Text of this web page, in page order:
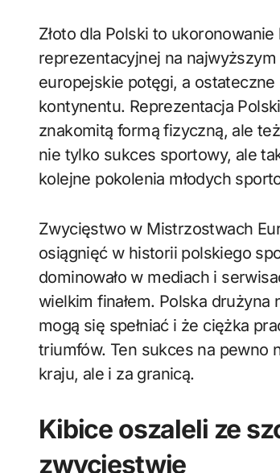
Złoto dla Polski to
reprezentacyjnej na
europejskie potęgi, a
kontynentu. Reprezentacja
znakomitą formą fizyczną, ale
nie tylko sukces sportowy, ale
kolejne pokolenia młodych
Zwycięstwo w Mistrzostwach
osiągnięć w historii polskiego
dominowało w mediach i
wielkim finałem. Polska
mogą się spełniać i że ciężka
triumfów. Ten sukces na pewno
kraju, ale i za granicą.
Kibice oszaleli ze
zwycięstwie